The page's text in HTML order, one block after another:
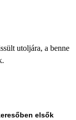
utoljára, a benne
elsők